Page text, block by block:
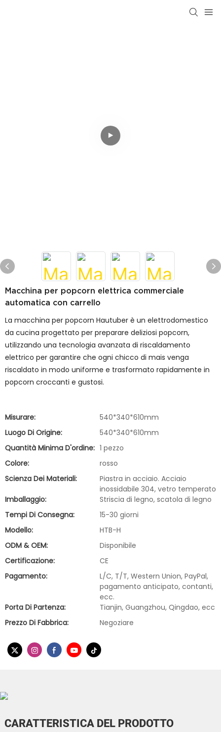
Macchina per popcorn elettrica commerciale
automatica con carrello
La macchina per popcorn Hautuber è un elettrodomestico
da cucina progettato per preparare deliziosi popcorn,
utilizzando una tecnologia avanzata di riscaldamento
elettrico per garantire che ogni chicco di mais venga
riscaldato in modo uniforme e trasformato rapidamente in
popcorn croccanti e gustosi.
Misurare:
540*340*610mm
Luogo Di Origine:
540*340*610mm
Quantità Minima D'ordine: 1 pezzo
Colore:
rosso
Scienza Dei Materiali:
Piastra in acciaio. Acciaio
inossidabile 304, vetro temperato
Imballaggio:
Striscia di legno, scatola di legno
Tempi Di Consegna:
15-30 giorni
Modello:
HTB-H
ODM & OEM:
Disponibile
Certificazione:
CE
Pagamento:
L/C, T/T, Western Union, PayPal,
pagamento anticipato, contanti,
ecc.
Porta Di Partenza:
Tianjin, Guangzhou, Qingdao, ecc
Prezzo Di Fabbrica:
Negoziare
CARATTERISTICA DEL PRODOTTO